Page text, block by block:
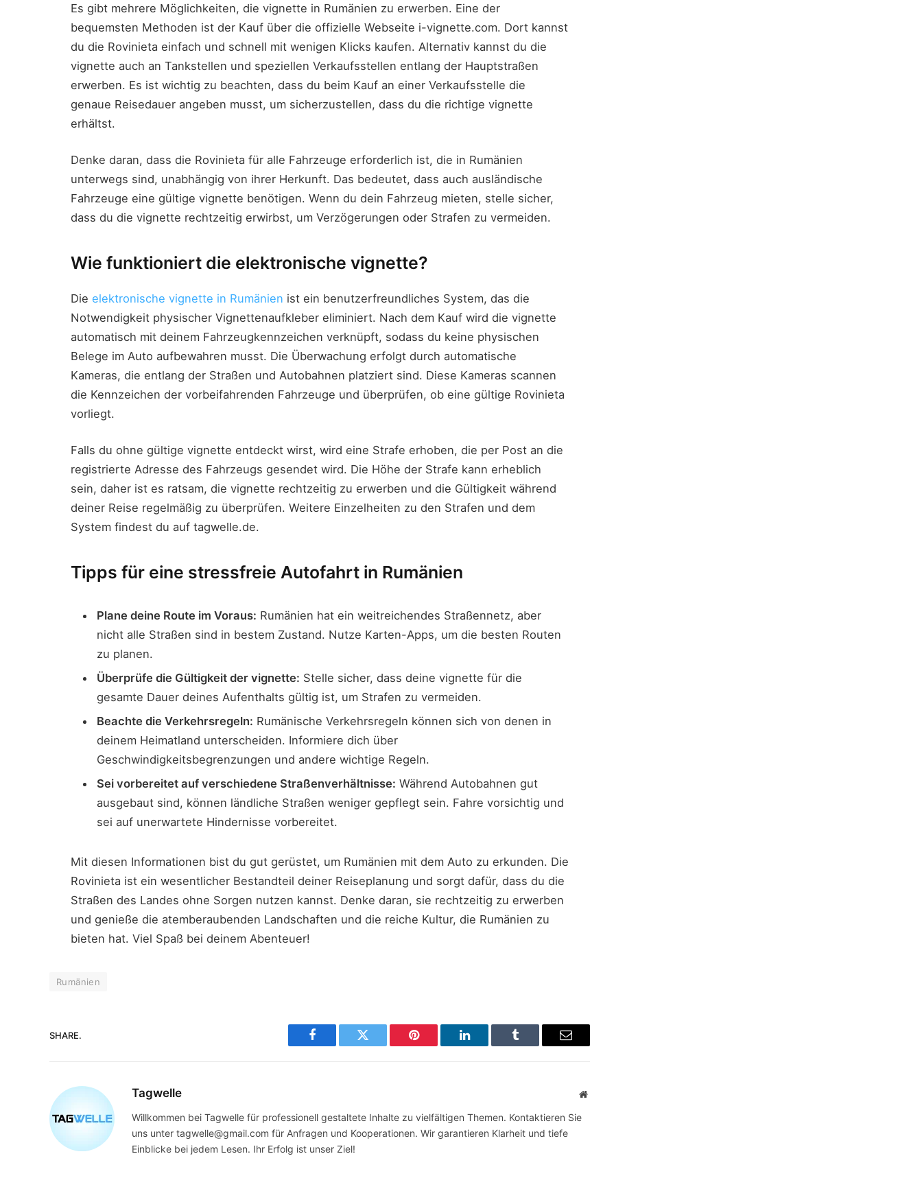
Es gibt mehrere Möglichkeiten, die vignette in Rumänien zu erwerben. Eine der
bequemsten Methoden ist der Kauf über die offizielle Webseite i-vignette.com. Dort kannst
du die Rovinieta einfach und schnell mit wenigen Klicks kaufen. Alternativ kannst du die
vignette auch an Tankstellen und speziellen Verkaufsstellen entlang der Hauptstraßen
erwerben. Es ist wichtig zu beachten, dass du beim Kauf an einer Verkaufsstelle die
genaue Reisedauer angeben musst, um sicherzustellen, dass du die richtige vignette
erhältst.
Denke daran, dass die Rovinieta für alle Fahrzeuge erforderlich ist, die in Rumänien
unterwegs sind, unabhängig von ihrer Herkunft. Das bedeutet, dass auch ausländische
Fahrzeuge eine gültige vignette benötigen. Wenn du dein Fahrzeug mieten, stelle sicher,
dass du die vignette rechtzeitig erwirbst, um Verzögerungen oder Strafen zu vermeiden.
Wie funktioniert die elektronische vignette?
Die elektronische vignette in Rumänien ist ein benutzerfreundliches System, das die
Notwendigkeit physischer Vignettenaufkleber eliminiert. Nach dem Kauf wird die vignette
automatisch mit deinem Fahrzeugkennzeichen verknüpft, sodass du keine physischen
Belege im Auto aufbewahren musst. Die Überwachung erfolgt durch automatische
Kameras, die entlang der Straßen und Autobahnen platziert sind. Diese Kameras scannen
die Kennzeichen der vorbeifahrenden Fahrzeuge und überprüfen, ob eine gültige Rovinieta
vorliegt.
Falls du ohne gültige vignette entdeckt wirst, wird eine Strafe erhoben, die per Post an die
registrierte Adresse des Fahrzeugs gesendet wird. Die Höhe der Strafe kann erheblich
sein, daher ist es ratsam, die vignette rechtzeitig zu erwerben und die Gültigkeit während
deiner Reise regelmäßig zu überprüfen. Weitere Einzelheiten zu den Strafen und dem
System findest du auf tagwelle.de.
Tipps für eine stressfreie Autofahrt in Rumänien
Plane deine Route im Voraus: Rumänien hat ein weitreichendes Straßennetz, aber
nicht alle Straßen sind in bestem Zustand. Nutze Karten-Apps, um die besten Routen
zu planen.
Überprüfe die Gültigkeit der vignette: Stelle sicher, dass deine vignette für die
gesamte Dauer deines Aufenthalts gültig ist, um Strafen zu vermeiden.
Beachte die Verkehrsregeln: Rumänische Verkehrsregeln können sich von denen in
deinem Heimatland unterscheiden. Informiere dich über
Geschwindigkeitsbegrenzungen und andere wichtige Regeln.
Sei vorbereitet auf verschiedene Straßenverhältnisse: Während Autobahnen gut
ausgebaut sind, können ländliche Straßen weniger gepflegt sein. Fahre vorsichtig und
sei auf unerwartete Hindernisse vorbereitet.
Mit diesen Informationen bist du gut gerüstet, um Rumänien mit dem Auto zu erkunden. Die
Rovinieta ist ein wesentlicher Bestandteil deiner Reiseplanung und sorgt dafür, dass du die
Straßen des Landes ohne Sorgen nutzen kannst. Denke daran, sie rechtzeitig zu erwerben
und genieße die atemberaubenden Landschaften und die reiche Kultur, die Rumänien zu
bieten hat. Viel Spaß bei deinem Abenteuer!
Rumänien
SHARE.
Facebook Twitter Pinterest LinkedIn Tumblr Email
Tagwelle Website
Willkommen bei Tagwelle für professionell gestaltete Inhalte zu vielfältigen Themen. Kontaktieren Sie
uns unter tagwelle@gmail.com für Anfragen und Kooperationen. Wir garantieren Klarheit und tiefe
Einblicke bei jedem Lesen. Ihr Erfolg ist unser Ziel!